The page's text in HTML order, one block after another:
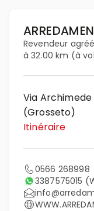
Revendeur agréé
à 32.00 km (à
Via Archimede
(Grosseto)
Itinéraire
0566 268998
3387575015